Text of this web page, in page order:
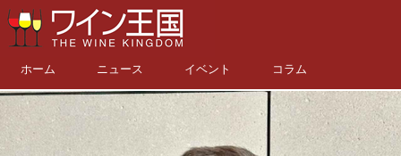
ホーム ニュース イベント コラム